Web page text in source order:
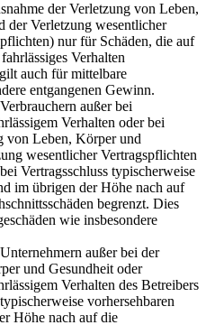
der Verletzung von Leben,
der Verletzung wesentlicher
nur für Schäden, die auf
Verhalten
auch für mittelbare
entgangenen Gewinn.
außer bei
Verhalten oder bei
von Leben, Körper und
wesentlicher Vertragspflichten
Vertragsschluss typischerweise
im übrigen der Höhe nach auf
begrenzt. Dies
wie insbesondere
außer bei der
und Gesundheit oder
Verhalten des Betreibers
vorhersehbaren
Höhe nach auf die